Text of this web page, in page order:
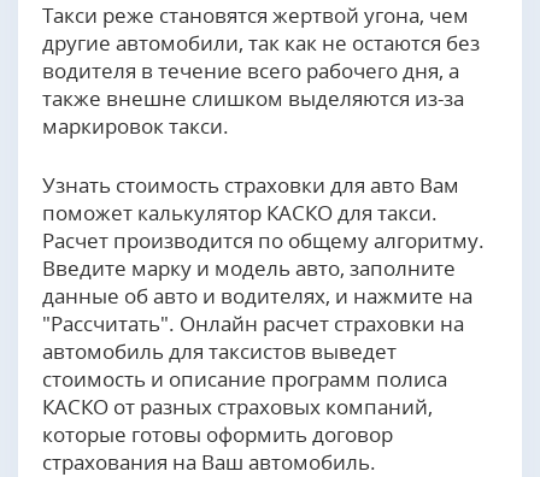
Такси реже становятся жертвой угона, чем
другие автомобили, так как не остаются без
водителя в течение всего рабочего дня, а
также внешне слишком выделяются из-за
маркировок такси.
Узнать стоимость страховки для авто Вам
поможет калькулятор КАСКО для такси.
Расчет производится по общему алгоритму.
Введите марку и модель авто, заполните
данные об авто и водителях, и нажмите на
"Рассчитать". Онлайн расчет страховки на
автомобиль для таксистов выведет
стоимость и описание программ полиса
КАСКО от разных страховых компаний,
которые готовы оформить договор
страхования на Ваш автомобиль.